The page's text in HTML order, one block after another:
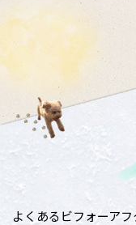
よくあるビフォーア